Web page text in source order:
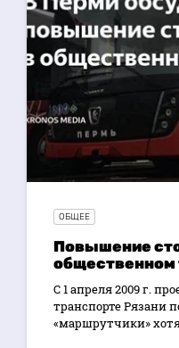
ОБЩЕЕ
Повышение
общественном
С 1 апреля 2009 г.
транспорте Рязани
«маршрутчики»